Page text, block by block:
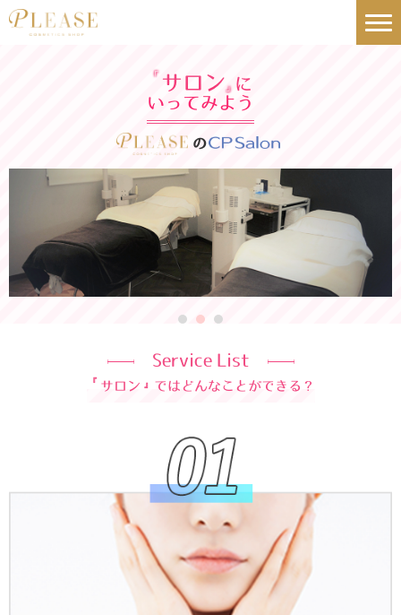
「 サロン」 に
いってみよう
の
Service List
『 サロン 』 ではどんなことができる？